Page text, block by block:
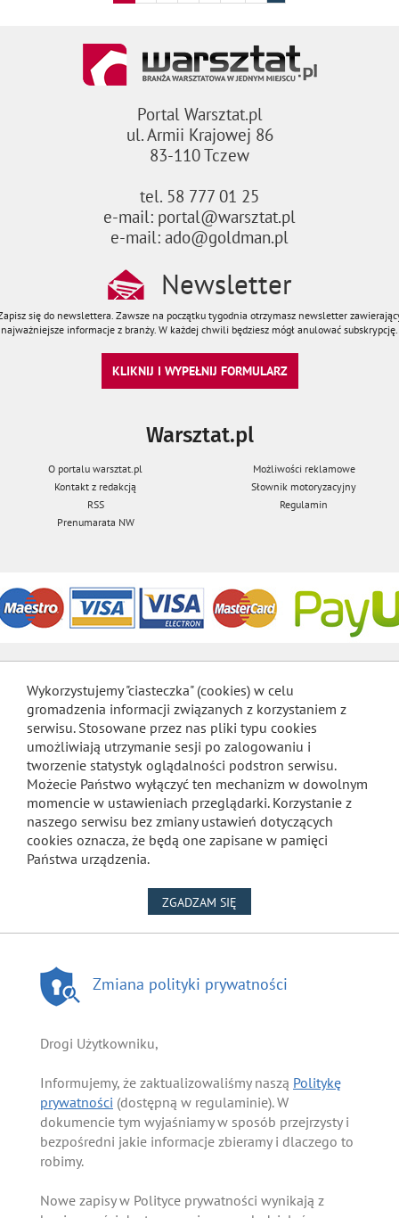
Portal Warsztat.pl
ul. Armii Krajowej 86
83-110 Tczew
tel. 58 777 01 25
e-mail: portal@warsztat.pl
e-mail: ado@goldman.pl
Newsletter
się do newslettera. Zawsze na początku tygodnia otrzymasz newsletter
najważniejsze informacje z branży. W każdej chwili będziesz mógł anulować subskrypcję.
KLIKNIJ I WYPEŁNIJ FORMULARZ
Warsztat.pl
O portalu warsztat.pl
Możliwości reklamowe
Kontakt z redakcją
Słownik motoryzacyjny
RSS
Regulamin
Prenumarata NW
Wykorzystujemy "ciasteczka" (cookies) w celu
gromadzenia informacji związanych z korzystaniem z
serwisu. Stosowane przez nas pliki typu cookies
umożliwiają utrzymanie sesji po zalogowaniu i
tworzenie statystyk oglądalności podstron serwisu.
Możecie Państwo wyłączyć ten mechanizm w dowolnym
momencie w ustawieniach przeglądarki. Korzystanie z
naszego serwisu bez zmiany ustawień dotyczących
cookies oznacza, że będą one zapisane w pamięci
Państwa urządzenia.
ZGADZAM SIĘ
Zmiana polityki prywatności
Drogi Użytkowniku,
Informujemy, że zaktualizowaliśmy naszą Politykę
prywatności (dostępną w regulaminie). W
dokumencie tym wyjaśniamy w sposób przejrzysty i
bezpośredni jakie informacje zbieramy i dlaczego to
robimy.
Nowe zapisy w Polityce prywatności wynikają z